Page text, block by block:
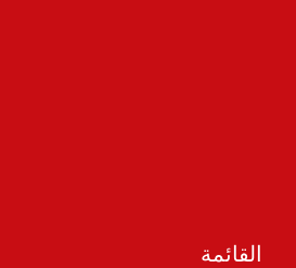
القائمة